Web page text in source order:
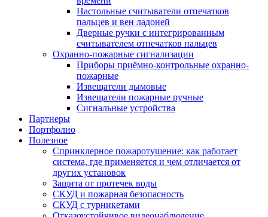
Настольные считыватели отпечатков
пальцев и вен ладоней
Дверные ручки с интегрированным
считывателем отпечатков пальцев
Охранно-пожарные сигнализации
Приборы приёмно-контрольные охранно-
пожарные
Извещатели дымовые
Извещатели пожарные ручные
Сигнальные устройства
Партнеры
Портфолио
Полезное
Спринклерное пожаротушение: как работает
система, где применяется и чем отличается от
других установок
Защита от протечек воды
СКУД и пожарная безопасность
СКУД с турникетами